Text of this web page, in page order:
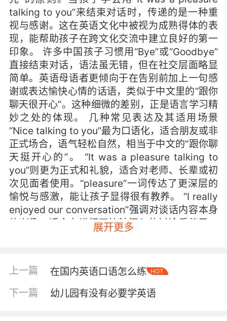
talking to you”来结束对话时，传递的是一种重
视与感谢。这在英语文化中被视为成熟得体的表
现，能帮助孩子在跨文化交流中建立良好的第一
印象。 许多中国孩子习惯用“Bye”或“Goodbye”
直接结束对话，语法虽无错，但在社交层面略显
简单。英语母语者更倾向于在告别前加上一句感
谢或表达愉快心情的话语，类似于中文里的“跟你
聊天很开心”。这种细微的差别，正是语言学习精
妙之处的体现。 几种常见表达及其适用场景
“Nice talking to you”最为口语化，适合朋友或非
正式场合，语气轻松自然，相当于中文的“跟你聊
天挺开心的”。 “It was a pleasure talking to
you”则更为正式和礼貌，适合对老师、长辈或初
次见面者使用。“pleasure”一词传达了更深层的
愉悦与感激，能让孩子显得很有教养。 “I really
enjoyed our conversation”强调对谈话内容本身
的兴趣，适合在进行了比较深入的讨论后使用，
能让孩子显得更有思想深度。 “It was great
显轻松随意，适合非正式的闲聊，传递出一种亲
切感。 如何帮助孩子自然运用这些表达 孩子记住
句子却在真实对话中忘记使用，这是一个普遍问
题。语言学习不仅是知识的记忆，更是语言习惯
展开更多
上一篇 在国内英语口语怎么练 HOT
下一篇 幼儿园有没有必要学英语